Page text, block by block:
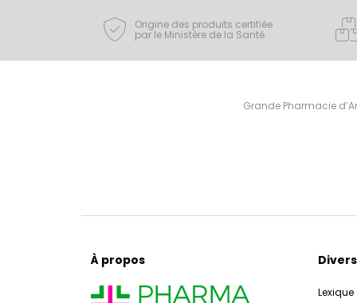
Origine des produits certifiée
par le Ministère de la Santé
Grande Pharmacie
À propos Divers
Lexique